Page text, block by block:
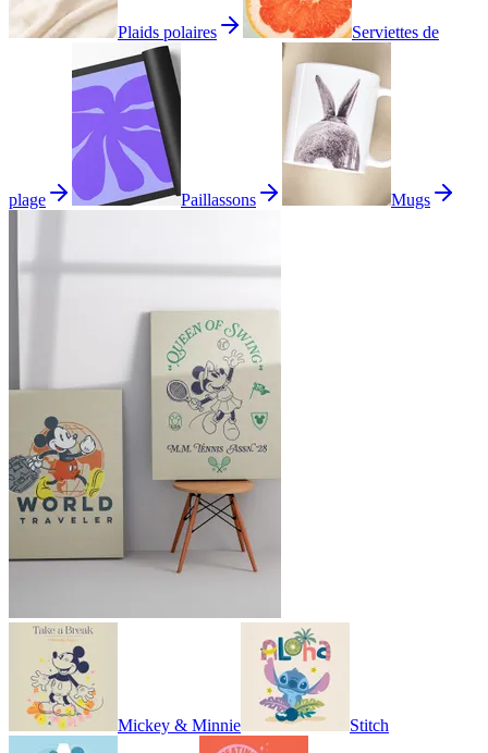
Plaids polaires Serviettes de
plage Paillassons Mugs
Mickey & Minnie Stitch